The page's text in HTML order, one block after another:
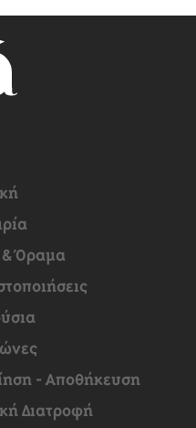
& Όραμα
- Αποθήκευση
Διατροφή